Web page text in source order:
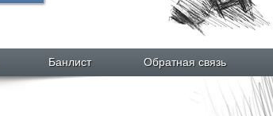
Банлист Обратная связь